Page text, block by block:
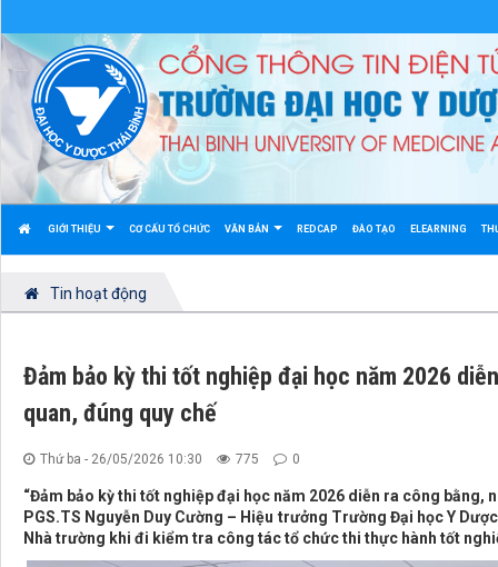
GIỚI THIỆU CƠ CẤU TỔ CHỨC VĂN BẢN REDCAP ĐÀO TẠO ELEARNING
Tin hoạt động
Đảm bảo kỳ thi tốt nghiệp đại học năm 2026
quan, đúng quy chế
Thứ ba - 26/05/2026 10:30 775 0
“Đảm bảo kỳ thi tốt nghiệp đại học năm 2026 diễn ra công bằng,
PGS.TS Nguyễn Duy Cường – Hiệu trưởng Trường Đại học Y
Nhà trường khi đi kiểm tra công tác tổ chức thi thực hành tốt